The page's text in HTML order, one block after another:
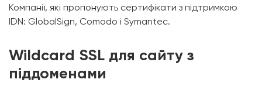
Компанії, які пропонують сертифікати з підтримкою
IDN: GlobalSign, Comodo і Symantec.
Wildcard SSL для сайту з
піддоменами